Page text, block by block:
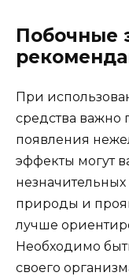
Побочные
При
средства важно
появления
эффекты могут
природы и
лучше
Необходимо
своего